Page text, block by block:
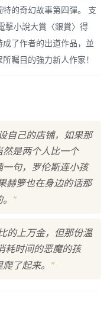
的奇幻故事第四彈。 支
擊小說大賞〈銀賞〉得
了作者的出道作品，並
矚目的強力新人作家！
自己的店铺，如果那
然是两个人比一个
一句，罗伦斯连小孩
赫箩也在身边的话那
"
的上万金，但那份温
耗时间的恶魔的孩
了起来。
"